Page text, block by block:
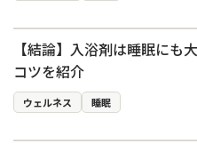
【結論】入浴剤は睡眠にも
コツを紹介
ウェルネス 睡眠